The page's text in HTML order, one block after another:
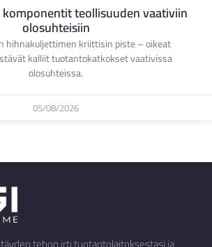
teollisuuden vaativiin
olosuhteisiin
hihnakuljettimen kriittisin piste – oikeat
kalliit tuotantokatkokset vaativissa
olosuhteissa.
05/08/2026